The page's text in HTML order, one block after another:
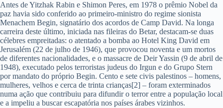
Antes de Yitzhak Rabin e Shimon Peres, em 1978 o prêmio Nobel da
paz havia sido conferido ao primeiro-ministro do regime sionista
Menachem Begin, signatário dos acordos de Camp David. Na longa
carreira deste último, iniciada nas fileiras do Betar, destacam-se duas
célebres empreitadas: o atentado a bomba ao Hotel King David em
Jerusalém (22 de julho de 1946), que provocou noventa e um mortos
de diferentes nacionalidades, e o massacre de Deir Yassin (9 de abril de
1948), executado pelos terroristas judeus do Irgun e do Grupo Stern
por mandato do próprio Begin. Cento e sete civis palestinos – homens,
mulheres, velhos e cerca de trinta crianças[2] – foram exterminados
numa ação que contribuiu para difundir o terror entre a população local
e a impeliu a buscar escapatória nos países árabes vizinhos.